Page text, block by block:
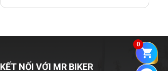
KẾT NỐI VỚI MR BIKER
0